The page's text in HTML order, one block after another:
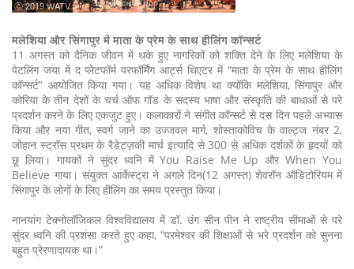
ⓒ 2019 WATV
मलेशिया और सिंगापुर में माता के प्रेम के साथ हीलिंग कॉन्सर्ट
11 अगस्त को दैनिक जीवन में थके हुए नागरिकों को शक्ति देने के लिए मलेशिया के
पेटलिंग जया में द प्लेटफॉर्म परफॉर्मिंग आर्ट्स थिएटर में “माता के प्रेम के साथ हीलिंग
कॉन्सर्ट” आयोजित किया गया। यह अधिक विशेष था क्योंकि मलेशिया, सिंगापुर और
कोरिया के तीन देशों के चर्च ऑफ गॉड के सदस्य भाषा और संस्कृति की बाधाओं से परे
प्रदर्शन करने के लिए एकजुट हुए। कलाकारों ने संगीत कॉन्सर्ट से दस दिन पहले अभ्यास
किया और नया गीत, स्वर्ग जाने का उज्जवल मार्ग, शोस्ताकोविच के वाल्ट्ज नंबर 2,
जोहान स्ट्रॉस प्रथम के रैडेट्ज़की मार्च इत्यादि से 300 से अधिक दर्शकों के हृदयों को
छू लिया। गायकों ने सुंदर ध्वनि में You Raise Me Up और When You
Believe गाया। संयुक्त आर्केस्ट्रा ने अगले दिन(12 अगस्त) शेवरॉन ऑडिटोरियम में
सिंगापुर के लोगों के लिए हीलिंग का समय प्रस्तुत किया।
नानयांग टेक्नोलॉजिकल विश्वविद्यालय में डॉ. उंग सीन पीन ने राष्ट्रीय सीमाओं से परे
सुंदर ध्वनि की प्रशंसा करते हुए कहा, “परमेश्वर की शिक्षाओं से भरे प्रदर्शन को सुनना
बहुत प्रेरणादायक था।”